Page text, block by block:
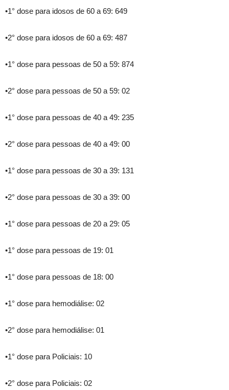
•1° dose para idosos de 60 a 69: 649
•2° dose para idosos de 60 a 69: 487
•1° dose para pessoas de 50 a 59: 874
•2° dose para pessoas de 50 a 59: 02
•1° dose para pessoas de 40 a 49: 235
•2° dose para pessoas de 40 a 49: 00
•1° dose para pessoas de 30 a 39: 131
•2° dose para pessoas de 30 a 39: 00
•1° dose para pessoas de 20 a 29: 05
•1° dose para pessoas de 19: 01
•1° dose para pessoas de 18: 00
•1° dose para hemodiálise: 02
•2° dose para hemodiálise: 01
•1° dose para Policiais: 10
•2° dose para Policiais: 02